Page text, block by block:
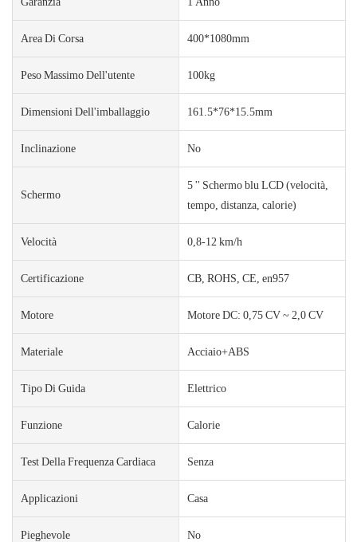
Area Di Corsa 400*1080mm
Peso Massimo Dell'utente 100kg
Dimensioni Dell'imballaggio 161.5*76*15.5mm
Inclinazione No
Schermo
5 '' Schermo blu LCD (velocità,
tempo, distanza, calorie)
Velocità 0,8-12 km/h
Certificazione CB, ROHS, CE, en957
Motore Motore DC: 0,75 CV ~ 2,0 CV
Materiale Acciaio+ABS
Tipo Di Guida Elettrico
Funzione Calorie
Test Della Frequenza Cardiaca Senza
Applicazioni Casa
Pieghevole No